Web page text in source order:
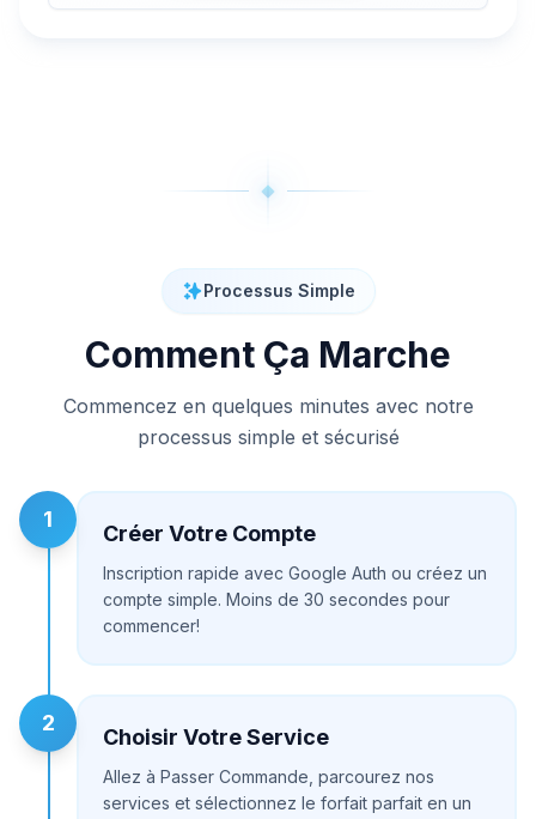
Processus Simple
Comment Ça Marche
Commencez en quelques minutes avec notre
processus simple et sécurisé
1
Créer Votre Compte
Inscription rapide avec Google Auth ou créez un
compte simple. Moins de 30 secondes pour
commencer!
2
Choisir Votre Service
Allez à Passer Commande, parcourez nos
services et sélectionnez le forfait parfait en un